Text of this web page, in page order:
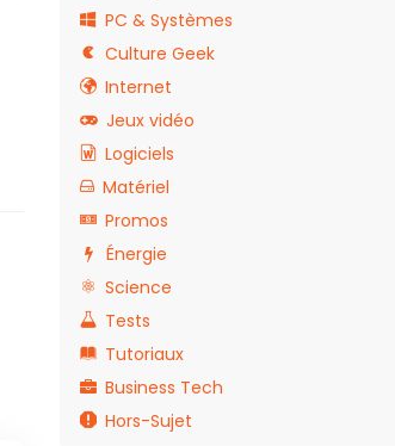
PC & Systèmes
Culture Geek
Internet
Jeux vidéo
Logiciels
Matériel
Promos
Énergie
Science
Tests
Tutoriaux
Business Tech
Hors-Sujet